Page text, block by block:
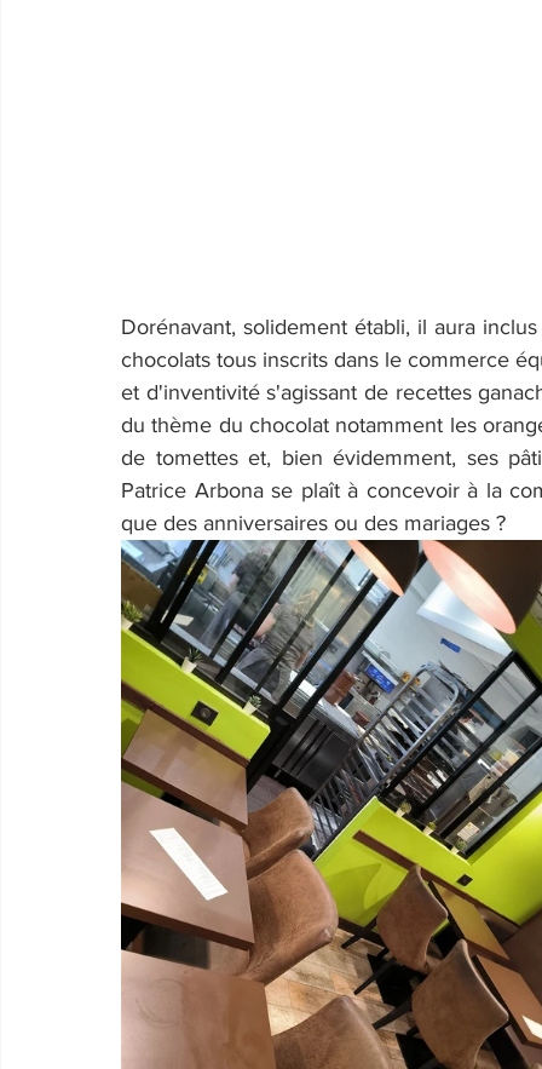
Dorénavant, solidement établi, il aura
chocolats tous inscrits dans le commerce
et d'inventivité s'agissant de recettes
du thème du chocolat notamment les
de tomettes et, bien évidemment, ses
Patrice Arbona se plaît à concevoir à la
que des anniversaires ou des mariages ?